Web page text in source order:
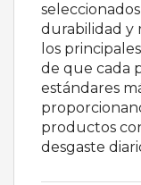
durabilidad y
los
de que cada
estándares
productos
desgaste